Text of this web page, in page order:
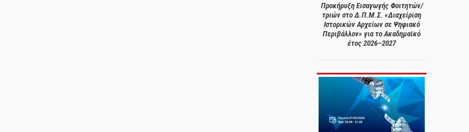
Προκήρυξη Εισαγωγής Φοιτητών/
τριών στο Δ.Π.Μ.Σ. «Διαχείριση
Ιστορικών Αρχείων σε Ψηφιακό
Περιβάλλον» για το Ακαδημαϊκό
έτος 2026–2027